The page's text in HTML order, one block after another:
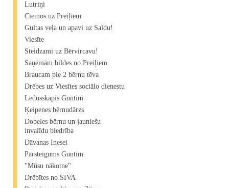
Lutriņi
Ciemos uz Preiļiem
Gultas veļa un apavi uz Saldu!
Viesīte
Steidzami uz Bērvircavu!
Saņēmām bildes no Preiļiem
Braucam pie 2 bērnu tēva
Drēbes uz Viesītes sociālo dienestu
Ledusskapis Guntim
Ķeipenes bērnudārzs
Dobeles bērnu un jauniešu
invalīdu biedrība
Dāvanas Inesei
Pārsteigums Guntim
"Mūsu nākotne"
Drēbītes no SIVA